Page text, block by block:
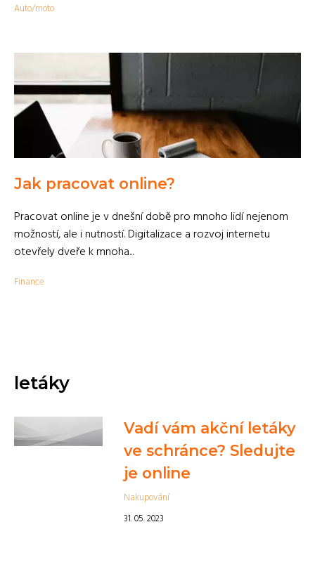
Auto/moto
Jak pracovat online?
Pracovat online je v dnešní době pro mnoho lidí nejenom
možností, ale i nutností. Digitalizace a rozvoj internetu
otevřely dveře k mnoha...
Finance
letáky
Vadí vám akční letáky
ve schránce? Sledujte
je online
Nakupování
31. 05. 2023